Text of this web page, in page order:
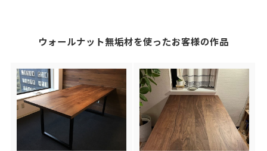
ウォールナット無垢材を使ったお客様の作品